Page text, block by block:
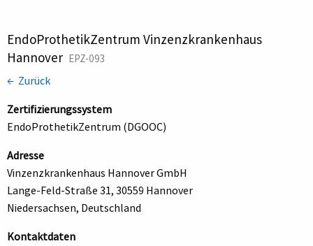
EndoProthetikZentrum Vinzenzkrankenhaus
Hannover EPZ-093
← Zurück
Zertifizierungssystem
EndoProthetikZentrum (DGOOC)
Adresse
Vinzenzkrankenhaus Hannover GmbH
Lange-Feld-Straße 31, 30559 Hannover
Niedersachsen, Deutschland
Kontaktdaten